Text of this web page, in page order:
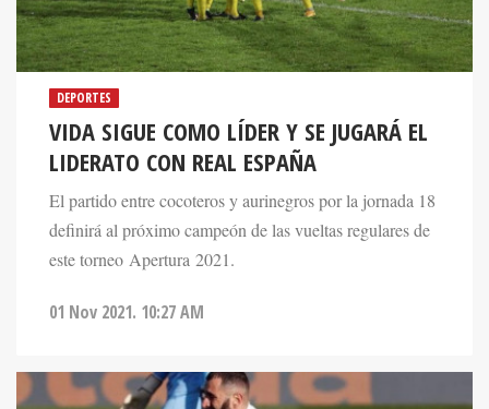
DEPORTES
VIDA SIGUE COMO LÍDER Y SE JUGARÁ EL
LIDERATO CON REAL ESPAÑA
El partido entre cocoteros y aurinegros por la jornada 18
definirá al próximo campeón de las vueltas regulares de
este torneo Apertura 2021.
01 Nov 2021. 10:27 AM